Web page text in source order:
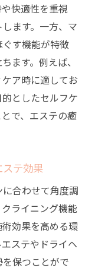
快適性を重視
ます。一方、マ
す機能が特徴
ます。例えば、
ア時に適してお
としたセルフケ
で、エステの癒
テ効果
合わせて角度調
ライニング機能
効果を高める環
ステやドライヘ
保つことがで